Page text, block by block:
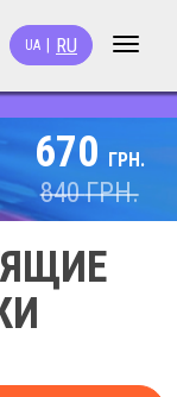
Toggle
UA RU
670 ГРН.
840ГРН.